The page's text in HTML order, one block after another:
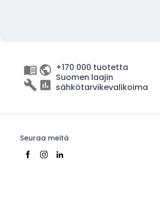
+170 000 tuotetta
Suomen laajin
sähkötarvikevalikoima
Seuraa meitä